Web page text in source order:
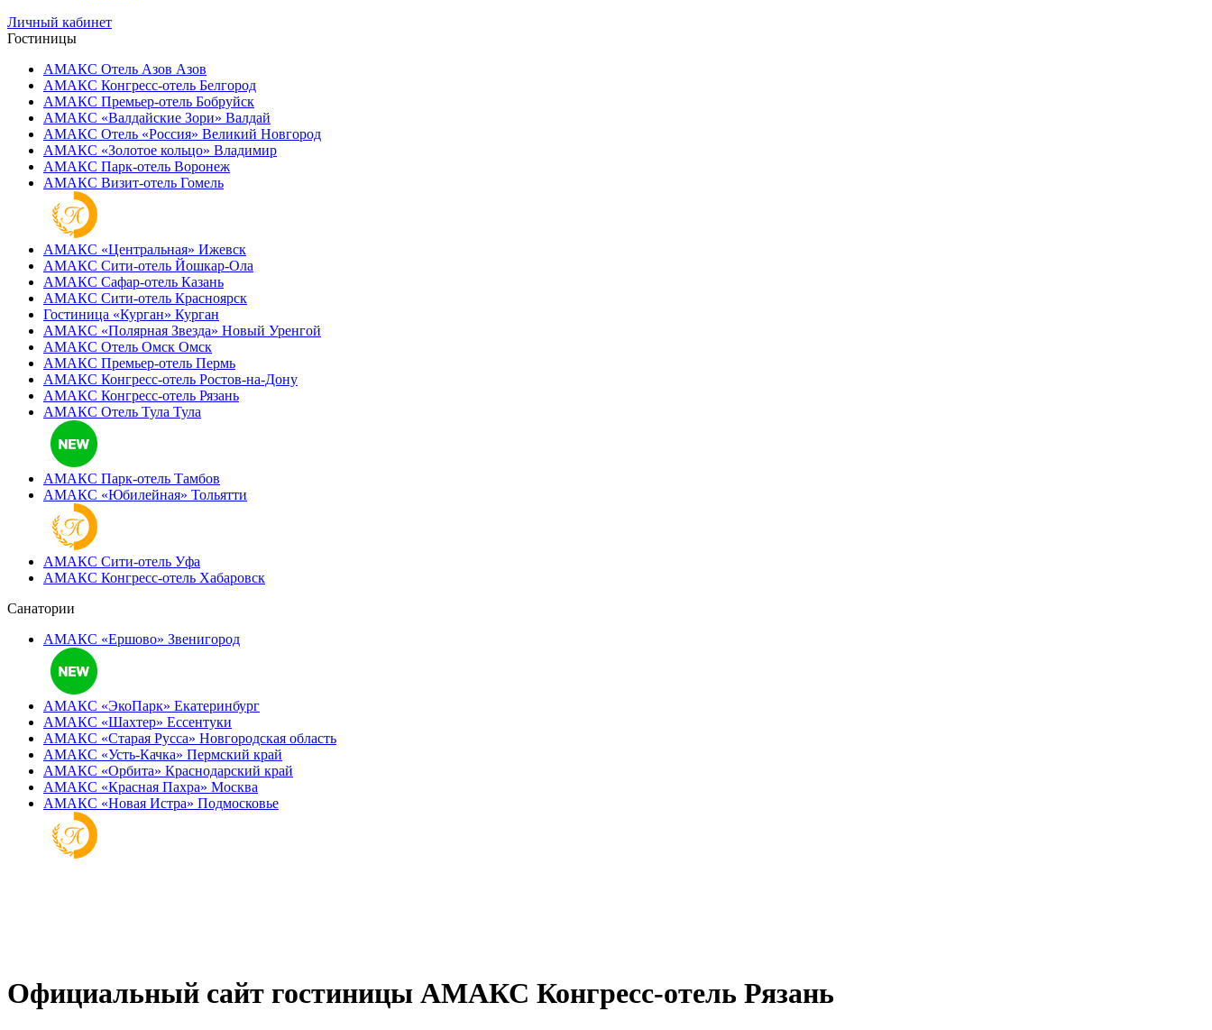
Личный кабинет
Гостиницы
АМАКС Отель ‎Азов Азов
АМАКС Конгресс-отель Белгород
АМАКС Премьер-отель Бобруйск
АМАКС «‎Валдайские Зори» Валдай
АМАКС Отель «‎Россия» Великий Новгород
АМАКС «‎Золотое кольцо» Владимир
АМАКС Парк-отель Воронеж
АМАКС Визит-отель Гомель
АМАКС «‎Центральная» Ижевск
АМАКС Сити-отель Йошкар-Ола
АМАКС Сафар-отель Казань
АМАКС Сити-отель Красноярск
Гостиница «‎Курган» Курган
АМАКС «Полярная Звезда» Новый Уренгой
АМАКС Отель ‎Омск Омск
АМАКС Премьер-отель Пермь
АМАКС Конгресс-отель Ростов-на-Дону
АМАКС Конгресс-отель Рязань
АМАКС Отель Тула Тула
АМАКС Парк-отель Тамбов
АМАКС «‎Юбилейная» Тольятти
АМАКС Сити-отель Уфа
АМАКС Конгресс-отель Хабаровск
Санатории
АМАКС «Ершово» Звенигород
АМАКС «ЭкоПарк» Екатеринбург
АМАКС «‎Шахтер» Ессентуки
АМАКС «‎Старая Русса» Новгородская область
АМАКС «‎Усть-Качка» Пермский край
АМАКС «‎Орбита» Краснодарский край
АМАКС «‎Красная Пахра» Москва
АМАКС «‎Новая Истра» Подмосковье
Официальный сайт гостиницы АМАКС Конгресс-отель Рязань